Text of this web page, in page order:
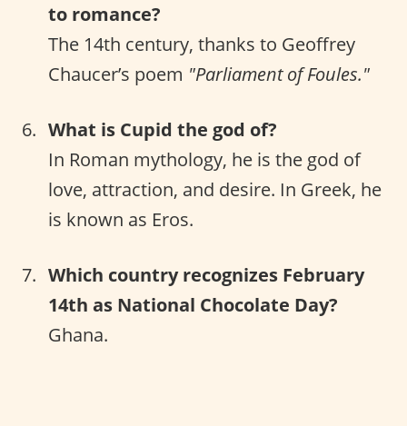
to romance?
The 14th century, thanks to Geoffrey
Chaucer’s poem "Parliament of Foules."
What is Cupid the god of?
In Roman mythology, he is the god of
love, attraction, and desire. In Greek, he
is known as Eros.
Which country recognizes February
14th as National Chocolate Day?
Ghana.